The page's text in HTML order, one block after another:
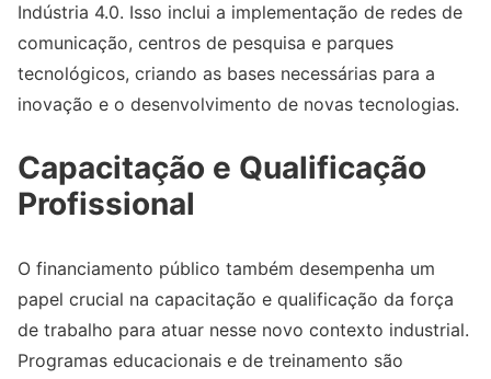
Indústria 4.0. Isso inclui a implementação de redes de
comunicação, centros de pesquisa e parques
tecnológicos, criando as bases necessárias para a
inovação e o desenvolvimento de novas tecnologias.
Capacitação e Qualificação
Profissional
O financiamento público também desempenha um
papel crucial na capacitação e qualificação da força
de trabalho para atuar nesse novo contexto industrial.
Programas educacionais e de treinamento são